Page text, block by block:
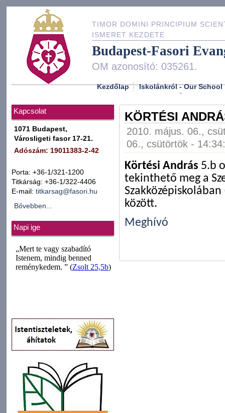
TIMOR DOMINI PRINCIPIUM
ISMERET KEZDETE
Budapest-Fasori
OM azonosító: 035261.
Kezdőlap Iskolánkról - Our School
Kapcsolat
1071 Budapest,
Városligeti fasor 17-21.
Adószám: 19011383-2-42
Porta: +36-1/321-1200
Titkárság: +36-1/322-4406
E-mail: titkarsag@fasori.hu
Bővebben...
Napi ige
KÖRTÉSI
2010. május. 06.,
06., csütörtök -
Körtési András 5.b
tekinthető meg a
között.
Meghívó